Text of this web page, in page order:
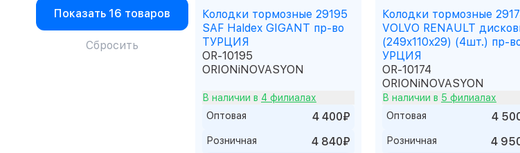
Knecht
KNORR
Komatsu
Liebherr
Показать 16 товаров
Сбросить
Колодки тормозные 29195
SAF Haldex GIGANT пр-во
ТУРЦИЯ
OR-10195
ORIONiNOVASYON
В наличии в 4 филиалах
Оптовая
4 400₽
Розничная 4 840₽
Колодки тормозные
VOLVO RENAULT
(249x110x29) (4шт.) пр-
УРЦИЯ
OR-10174
ORIONiNOVASYON
В наличии в 5 филиалах
Оптовая
4
Розничная 4